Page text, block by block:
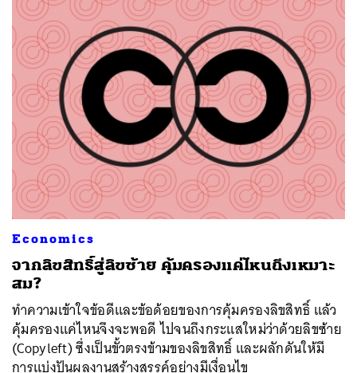
Economics
จากลิขสิทธิ์สู่ลิขซ้าย คุ้มครองแค่ไหนถึงเหมาะ
สม?
ทำความเข้าใจข้อดีและข้อด้อยของการคุ้มครองลิขสิทธิ์ แล้ว
คุ้มครองแค่ไหนจึงจะพอดี ไปจนถึงกระแสใหม่ว่าด้วยลิขซ้าย
(Copyleft) ซึ่งเป็นขั้วตรงข้ามของลิขสิทธิ์ และผลักดันให้มี
การแบ่งปันผลงานสร้างสรรค์อย่างมีเงื่อนไข